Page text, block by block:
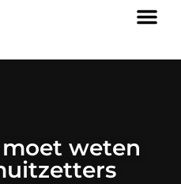
weten